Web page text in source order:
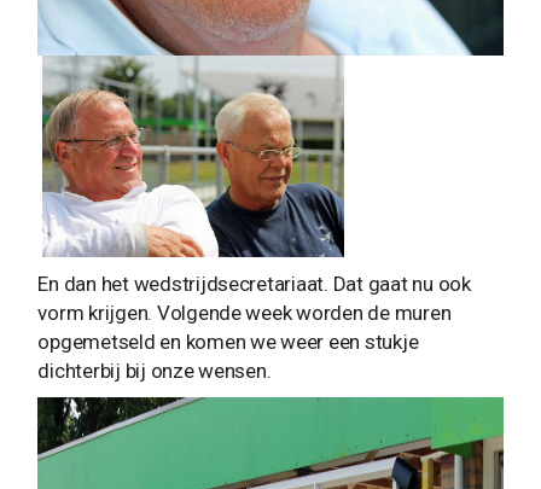
En dan het wedstrijdsecretariaat. Dat gaat nu ook
vorm krijgen. Volgende week worden de muren
opgemetseld en komen we weer een stukje
dichterbij bij onze wensen.